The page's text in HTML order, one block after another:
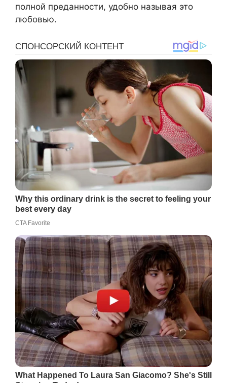
полной преданности, удобно называя это
любовью.